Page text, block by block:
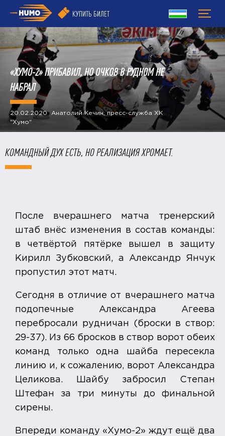
КУПИТЬ БИЛЕТ
​«ХУМО-2» ПРИБАВИЛ, НО ОЧКОВ В РУДНОМ НЕ
НАБРАЛ
20.02.2020 Анатолий Кечин, пресс-служба ХК
"Хумо"
КОМАНДНЫЙ ДУХ ЕСТЬ, НО РЕАЛИЗАЦИЯ ХРОМАЕТ.
После вчерашнего матча тренерский
штаб внёс изменения в состав команды:
в четвёртой пятёрке вышел в защиту
Кирилл Зубковский, а Александр Янчук
пропустил этот матч.
Сегодня в отличие от вчерашнего матча
подопечные Александра Агеева
перебросали рудничан (броски в створ:
29-37). Из 66 бросков в створ ворот обеих
команд только одна шайба пересекла
линию и, к сожалению, ворот Александра
Целикова. Шайбу забросил Степан
Штефан за три минуты до финальной
сирены.
Впереди команду «Хумо-2» ждут ещё два